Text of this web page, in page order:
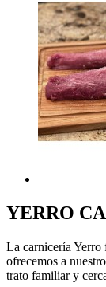
YERRO
La carnicería Yerro
ofrecemos a
trato familiar y